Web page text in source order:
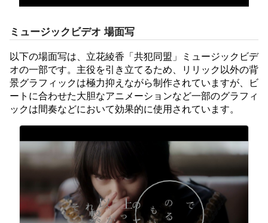
ミュージックビデオ 場面写
以下の場面写は、立花綾香「共犯同盟」ミュージックビデ
オの一部です。主役を引き立てるため、リリック以外の背
景グラフィックは極力抑えながら制作されていますが、ビ
ートに合わせた大胆なアニメーションなど一部のグラフィ
ックは間奏などにおいて効果的に使用されています。